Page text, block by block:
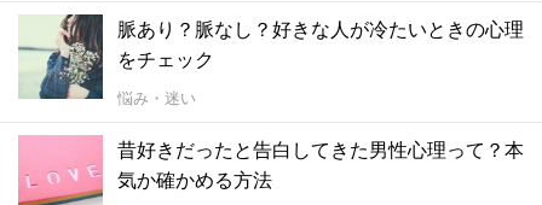
脈あり？脈なし？好きな人が冷たいときの心理
をチェック
悩み・迷い
昔好きだったと告白してきた男性心理って？本
気か確かめる方法